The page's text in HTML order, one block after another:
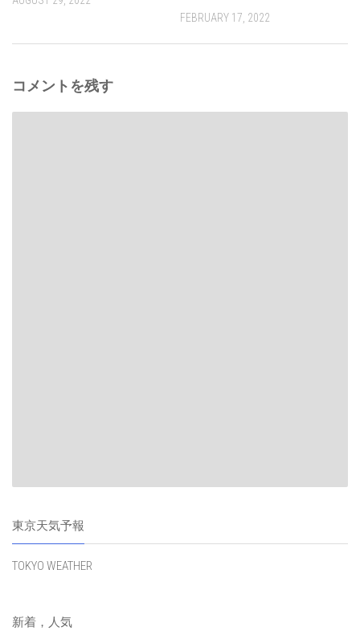
FEBRUARY 17, 2022
コメントを残す
東京天気予報
TOKYO WEATHER
新着，人気